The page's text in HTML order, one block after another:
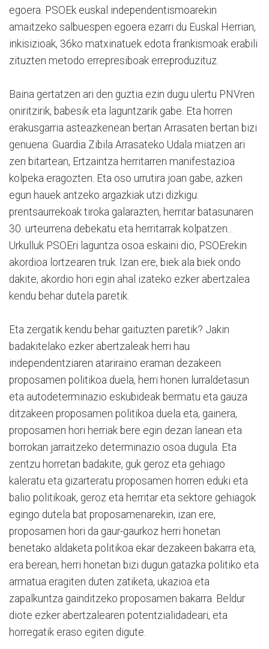
egoera. PSOEk euskal independentismoarekin
amaitzeko salbuespen egoera ezarri du Euskal Herrian,
inkisizioak, 36ko matxinatuek edota frankismoak erabili
zituzten metodo errepresiboak erreproduzituz.
Baina gertatzen ari den guztia ezin dugu ulertu PNVren
oniritzirik, babesik eta laguntzarik gabe. Eta horren
erakusgarria asteazkenean bertan Arrasaten bertan bizi
genuena: Guardia Zibila Arrasateko Udala miatzen ari
zen bitartean, Ertzaintza herritarren manifestazioa
kolpeka eragozten. Eta oso urrutira joan gabe, azken
egun hauek antzeko argazkiak utzi dizkigu:
prentsaurrekoak tiroka galarazten, herritar batasunaren
30. urteurrena debekatu eta herritarrak kolpatzen...
Urkulluk PSOEri laguntza osoa eskaini dio, PSOErekin
akordioa lortzearen truk. Izan ere, biek ala biek ondo
dakite, akordio hori egin ahal izateko ezker abertzalea
kendu behar dutela paretik.
Eta zergatik kendu behar gaituzten paretik? Jakin
badakitelako ezker abertzaleak herri hau
independentziaren atariraino eraman dezakeen
proposamen politikoa duela, herri honen lurraldetasun
eta autodeterminazio eskubideak bermatu eta gauza
ditzakeen proposamen politikoa duela eta, gainera,
proposamen hori herriak bere egin dezan lanean eta
borrokan jarraitzeko determinazio osoa dugula. Eta
zentzu horretan badakite, guk geroz eta gehiago
kaleratu eta gizarteratu proposamen horren eduki eta
balio politikoak, geroz eta herritar eta sektore gehiagok
egingo dutela bat proposamenarekin, izan ere,
proposamen hori da gaur-gaurkoz herri honetan
benetako aldaketa politikoa ekar dezakeen bakarra eta,
era berean, herri honetan bizi dugun gatazka politiko eta
armatua eragiten duten zatiketa, ukazioa eta
zapalkuntza gainditzeko proposamen bakarra. Beldur
diote ezker abertzalearen potentzialidadeari, eta
horregatik eraso egiten digute.